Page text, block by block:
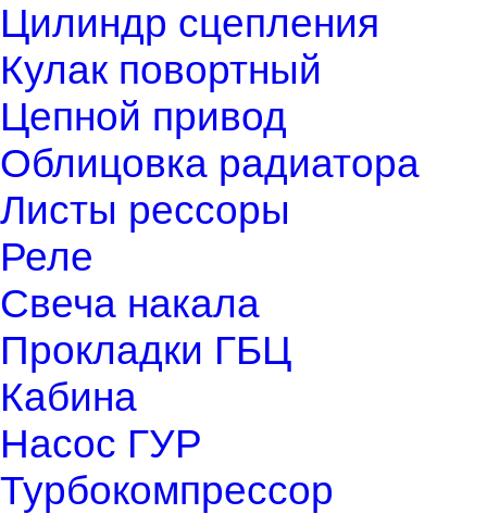
Цилиндр сцепления
Кулак повортный
Цепной привод
Облицовка радиатора
Листы рессоры
Реле
Свеча накала
Прокладки ГБЦ
Кабина
Насос ГУР
Турбокомпрессор